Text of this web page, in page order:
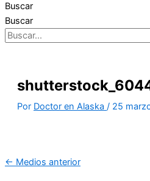
Buscar
Buscar
Por Doctor en Alaska / 25
← Medios anterior